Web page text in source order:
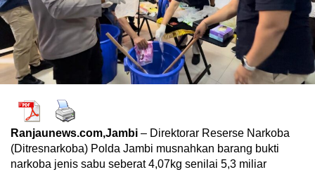
Ranjaunews.com,Jambi – Direktorar Reserse Narkoba
(Ditresnarkoba) Polda Jambi musnahkan barang bukti
narkoba jenis sabu seberat 4,07kg senilai 5,3 miliar